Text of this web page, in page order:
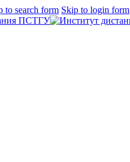
to search form Skip to login form